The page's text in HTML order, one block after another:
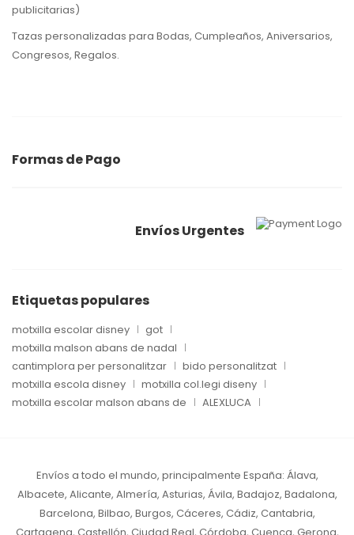
publicitarias)
Tazas personalizadas para Bodas, Cumpleaños, Aniversarios,
Congresos, Regalos.
Formas de Pago
Envíos Urgentes
Etiquetas populares
motxilla escolar disney
got
motxilla malson abans de nadal
cantimplora per personalitzar
bido personalitzat
motxilla escola disney
motxilla col.legi diseny
motxilla escolar malson abans de
ALEXLUCA
Envíos a todo el mundo, principalmente España: Álava,
Albacete, Alicante, Almería, Asturias, Ávila, Badajoz, Badalona,
Barcelona, Bilbao, Burgos, Cáceres, Cádiz, Cantabria,